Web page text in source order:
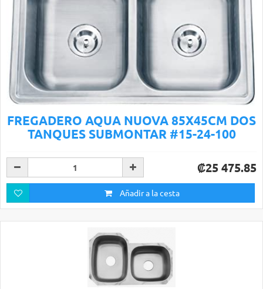
FREGADERO AQUA NUOVA 85X45CM DOS
TANQUES SUBMONTAR #15-24-100
₡25 475.85
Añadir a la cesta